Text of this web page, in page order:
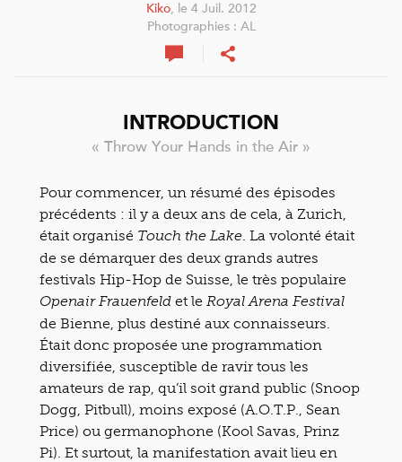
Kiko, le 4 Juil. 2012
Photographies : AL
INTRODUCTION
« Throw Your Hands in the Air »
Pour commencer, un résumé des épisodes
précédents : il y a deux ans de cela, à Zurich,
était organisé Touch the Lake. La volonté était
de se démarquer des deux grands autres
festivals Hip-Hop de Suisse, le très populaire
Openair Frauenfeld et le Royal Arena Festival
de Bienne, plus destiné aux connaisseurs.
Était donc proposée une programmation
diversifiée, susceptible de ravir tous les
amateurs de rap, qu’il soit grand public (Snoop
Dogg, Pitbull), moins exposé (A.O.T.P., Sean
Price) ou germanophone (Kool Savas, Prinz
Pi). Et surtout, la manifestation avait lieu en